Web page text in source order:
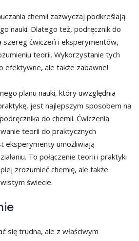
chemii zazwyczaj podkreślają
nauki. Dlatego też, podręcznik do
szereg ćwiczeń i eksperymentów,
teorii. Wykorzystanie tych
efektywne, ale także zabawne!
planu nauki, który uwzględnia
jest najlepszym sposobem na
do chemii. Ćwiczenia
teorii do praktycznych
eksperymenty umożliwiają
To połączenie teorii i praktyki
zrozumieć chemię, ale także
świecie.
się trudna, ale z właściwym